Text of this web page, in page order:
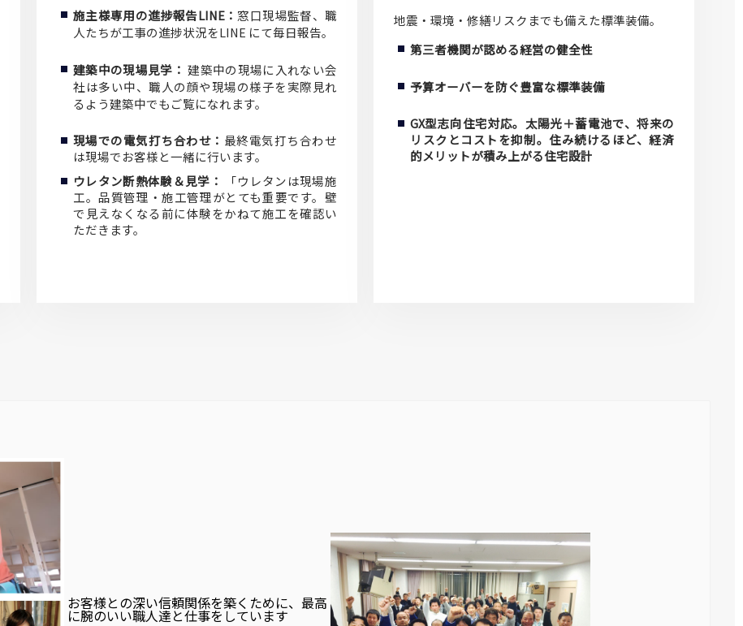
施主様専用の進捗報告LINE： 窓口現場監督、職
人たちが工事の進捗状況をLINE にて毎日報告。
建築中の現場見学： 建築中の現場に入れない会
社は多い中、職人の顔や現場の様子を実際見れ
るよう建築中でもご覧になれます。
現場での電気打ち合わせ： 最終電気打ち合わせ
は現場でお客様と一緒に行います。
ウレタン断熱体験＆見学：
「ウレタンは現場施
工。品質管理・施工管理がとても重要です。壁
で見えなくなる前に体験をかねて施工を確認い
ただきます。
地震・環境・修繕リスクまでも備えた標準装備。
第三者機関が認める経営の健全性
予算オーバーを防ぐ豊富な標準装備
GX型志向住宅対応。太陽光＋蓄電池で、将来の
リスクとコストを抑制。住み続けるほど、経済
的メリットが積み上がる住宅設計
お客様との深い信頼関係を築くために、最高
に腕のいい職人達と仕事をしています